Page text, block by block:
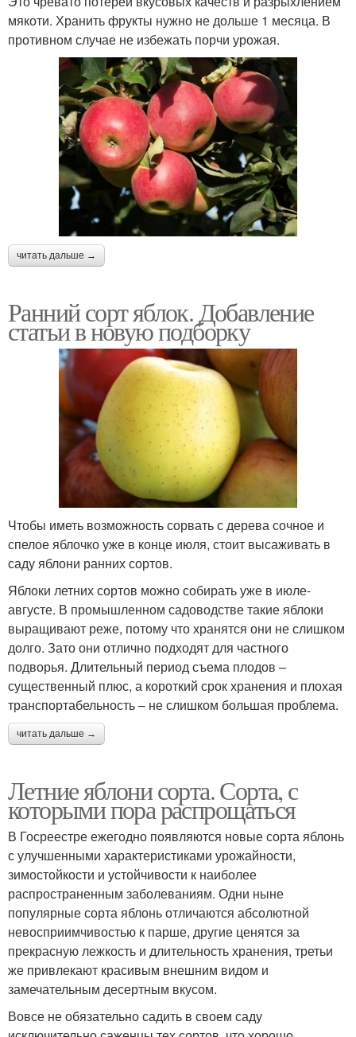
мякоти. Хранить фрукты нужно не дольше 1 месяца. В
противном случае не избежать порчи урожая.
читать дальше →
Ранний сорт яблок. Добавление
статьи в новую подборку
Чтобы иметь возможность сорвать с дерева сочное и
спелое яблочко уже в конце июля, стоит высаживать в
саду яблони ранних сортов.
Яблоки летних сортов можно собирать уже в июле-
августе. В промышленном садоводстве такие яблоки
выращивают реже, потому что хранятся они не слишком
долго. Зато они отлично подходят для частного
подворья. Длительный период съема плодов –
существенный плюс, а короткий срок хранения и плохая
транспортабельность – не слишком большая проблема.
читать дальше →
Летние яблони сорта. Сорта, с
которыми пора распрощаться
В Госреестре ежегодно появляются новые сорта яблонь
с улучшенными характеристиками урожайности,
зимостойкости и устойчивости к наиболее
распространенным заболеваниям. Одни ныне
популярные сорта яблонь отличаются абсолютной
невосприимчивостью к парше, другие ценятся за
прекрасную лежкость и длительность хранения, третьи
же привлекают красивым внешним видом и
замечательным десертным вкусом.
Вовсе не обязательно садить в своем саду